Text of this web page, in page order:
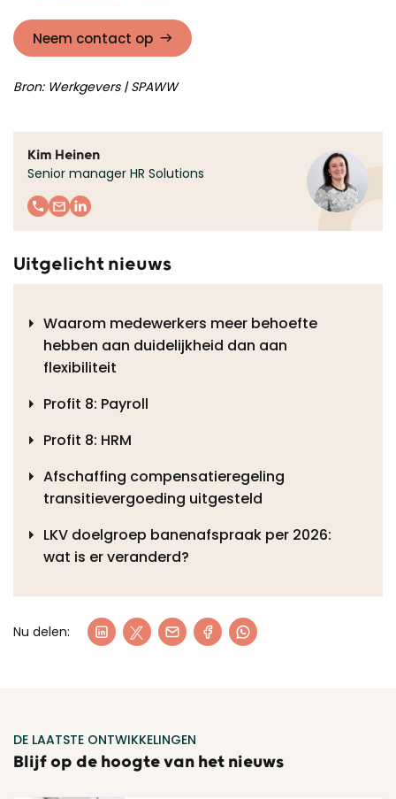
Neem contact op
Bron: Werkgevers | SPAWW
Kim Heinen
Senior manager HR Solutions
Uitgelicht nieuws
Waarom medewerkers meer behoefte
hebben aan duidelijkheid dan aan
flexibiliteit
Profit 8: Payroll
Profit 8: HRM
Afschaffing compensatieregeling
transitievergoeding uitgesteld
LKV doelgroep banenafspraak per 2026:
wat is er veranderd?
Nu delen:
DE LAATSTE ONTWIKKELINGEN
Blijf op de hoogte van het nieuws